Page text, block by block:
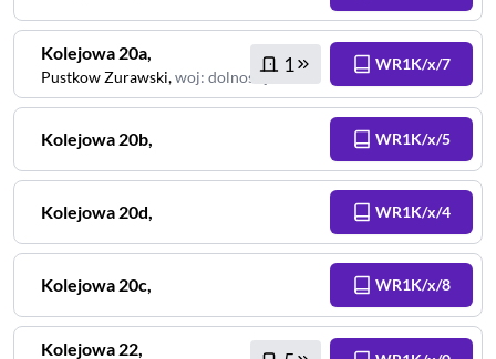
Kolejowa 20a,
Pustkow Zurawski,woj: dolnośląskie
1 WR1K/x/7
Kolejowa 20b, WR1K/x/5
Kolejowa 20d, WR1K/x/4
Kolejowa 20c, WR1K/x/8
Kolejowa 22,